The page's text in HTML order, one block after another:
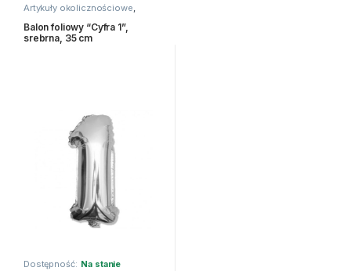
Artykuły okolicznościowe
Balony i akcesoria
Balon foliowy “Cyfra 1”,
srebrna, 35 cm
Dostępność: Na stanie